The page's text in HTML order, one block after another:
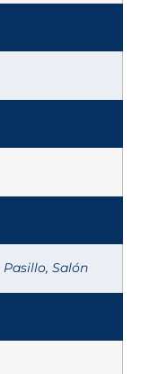
Pasillo, Salón